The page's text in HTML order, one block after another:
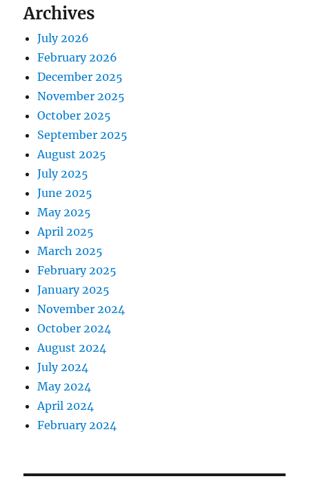
Archives
July 2026
February 2026
December 2025
November 2025
October 2025
September 2025
August 2025
July 2025
June 2025
May 2025
April 2025
March 2025
February 2025
January 2025
November 2024
October 2024
August 2024
July 2024
May 2024
April 2024
February 2024